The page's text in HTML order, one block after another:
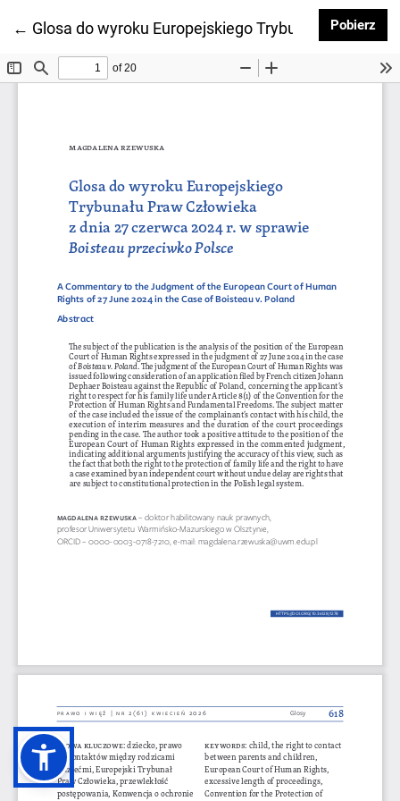
← Wróć do szczegółów artykułu
Glosa do wyroku Europejskiego Trybunału Praw
Pobierz